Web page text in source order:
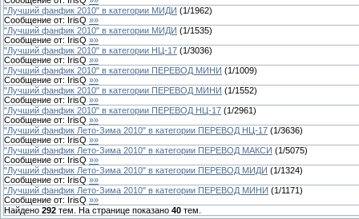
"Лучший фанфик 2010" в категории МИДИ (1/1962)
Сообщение от: IrisQ »»
"Лучший фанфик 2010" в категории МИДИ (1/1535)
Сообщение от: IrisQ »»
"Лучший фанфик 2010" в категории НЦ-17 (1/3036)
Сообщение от: IrisQ »»
"Лучший фанфик 2010" в категории ПЕРЕВОД МИНИ (1/1009)
Сообщение от: IrisQ »»
"Лучший фанфик 2010" в категории ПЕРЕВОД МИНИ (1/1552)
Сообщение от: IrisQ »»
"Лучший фанфик 2010" в категории ПЕРЕВОД НЦ-17 (1/2961)
Сообщение от: IrisQ »»
"Лучший фанфик Лето-Зима 2010" в категории ПЕРЕВОД НЦ-17 (1/3636)
Сообщение от: IrisQ »»
"Лучший фанфик Лето-Зима 2010" в категории ПЕРЕВОД МАКСИ (1/5075)
Сообщение от: IrisQ »»
"Лучший фанфик Лето-Зима 2010" в категории ПЕРЕВОД МИДИ (1/1324)
Сообщение от: IrisQ »»
"Лучший фанфик Лето-Зима 2010" в категории ПЕРЕВОД МИНИ (1/1171)
Сообщение от: IrisQ »»
Найдено 292 тем. На странице показано 40 тем.